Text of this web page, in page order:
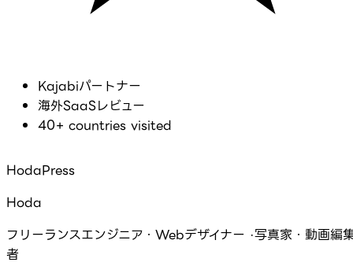
Kajabiパートナー
海外SaaSレビュー
40+ countries visited
HodaPress
Hoda
フリーランスエンジニア・Webデザイナー ·写真家・動画編
者